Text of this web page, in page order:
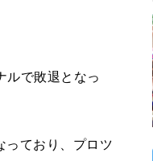
ルで敗退となっ
っており、プロツ